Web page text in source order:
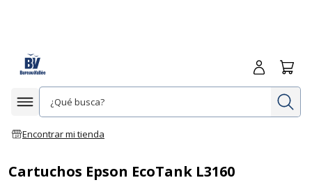
Afficher la navigation
Encontrar mi tienda
Iniciar
Cartuchos Epson EcoTank L3160